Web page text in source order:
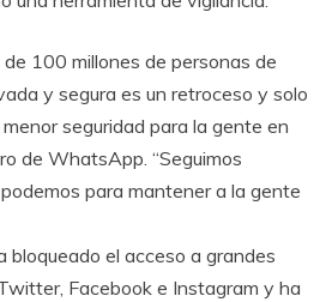
100 millones de personas de
y segura es un retroceso y solo
seguridad para la gente en
de WhatsApp. “Seguimos
para mantener a la gente
bloqueado el acceso a grandes
Facebook e Instagram y ha